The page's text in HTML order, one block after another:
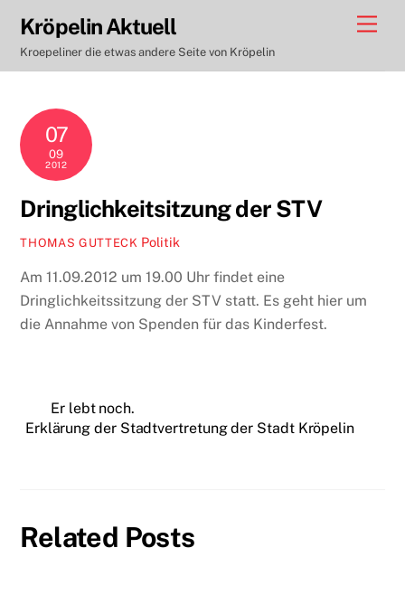
content
Kröpelin Aktuell
Kroepeliner die etwas andere Seite von Kröpelin
07
09
2012
Dringlichkeitsitzung der STV
THOMAS GUTTECK Politik
Am 11.09.2012 um 19.00 Uhr findet eine
Dringlichkeitssitzung der STV statt. Es geht hier um
die Annahme von Spenden für das Kinderfest.
Er lebt noch.
Erklärung der Stadtvertretung der Stadt Kröpelin
Related Posts